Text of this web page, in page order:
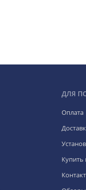
ДЛЯ
Оплата
Купить